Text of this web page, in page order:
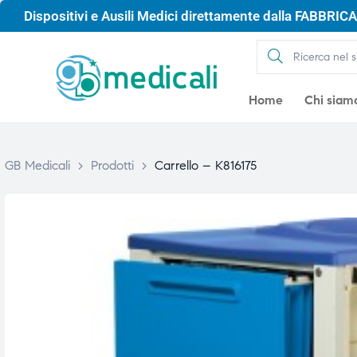
Dispositivi e Ausili Medici direttamente dalla
Home Chi
GB Medicali > Prodotti > Carrello – K816175